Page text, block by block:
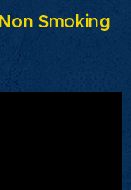
Smoking